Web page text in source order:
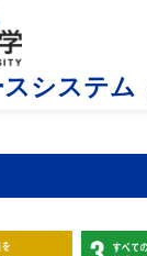
システム